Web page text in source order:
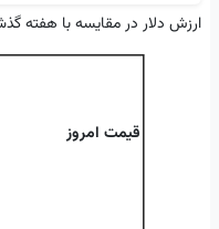
ارزش دلار در مقایسه با هفته گذشته، ۹۰۵ تومان افزایش
قیمت امروز